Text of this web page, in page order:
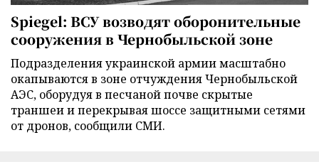
Spiegel: ВСУ возводят оборонительные
сооружения в Чернобыльской зоне
Подразделения украинской армии масштабно
окапываются в зоне отчуждения Чернобыльской
АЭС, оборудуя в песчаной почве скрытые
траншеи и перекрывая шоссе защитными сетями
от дронов, сообщили СМИ.